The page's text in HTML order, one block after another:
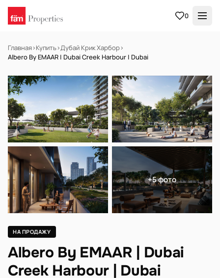
0
Главная›Купить›Дубай Крик Харбор›
Albero By EMAAR | Dubai Creek Harbour | Dubai
НА ПРОДАЖУ Off-plan
+5 фото
НА ПРОДАЖУ
Albero By EMAAR | Dubai
Creek Harbour | Dubai